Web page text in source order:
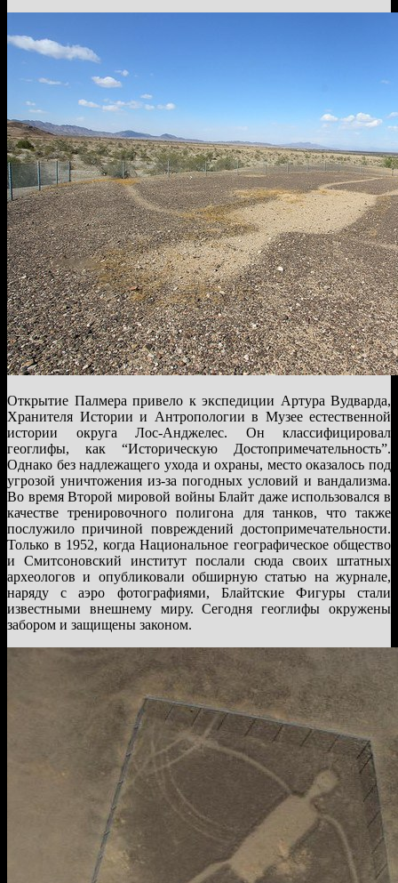
Открытие Палмера привело к экспедиции Артура Вудварда,
Хранителя Истории и Антропологии в Музее естественной
истории округа Лос-Анджелес. Он классифицировал
геоглифы, как “Историческую Достопримечательность”.
Однако без надлежащего ухода и охраны, место оказалось под
угрозой уничтожения из-за погодных условий и вандализма.
Во время Второй мировой войны Блайт даже использовался в
качестве тренировочного полигона для танков, что также
послужило причиной повреждений достопримечательности.
Только в 1952, когда Национальное географическое общество
и Смитсоновский институт послали сюда своих штатных
археологов и опубликовали обширную статью на журнале,
наряду с аэро фотографиями, Блайтские Фигуры стали
известными внешнему миру. Сегодня геоглифы окружены
забором и защищены законом.